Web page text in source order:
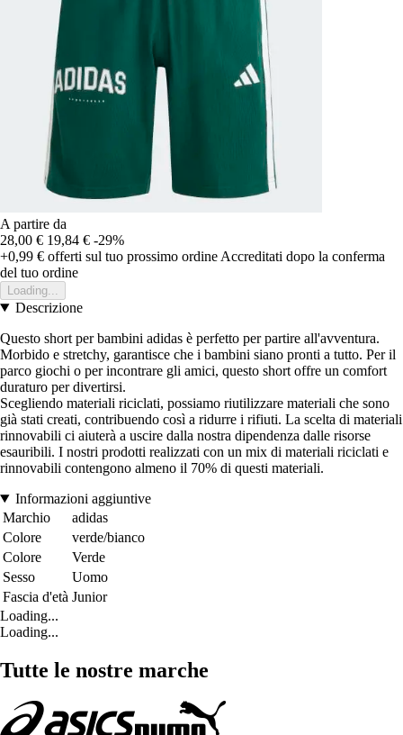
A partire da
28,00 € 19,84 € -29%
+0,99 € offerti sul tuo prossimo ordine Accreditati dopo la conferma
del tuo ordine
Loading...
Descrizione
Questo short per bambini adidas è perfetto per partire all'avventura.
Morbido e stretchy, garantisce che i bambini siano pronti a tutto. Per il
parco giochi o per incontrare gli amici, questo short offre un comfort
duraturo per divertirsi.
Scegliendo materiali riciclati, possiamo riutilizzare materiali che sono
già stati creati, contribuendo così a ridurre i rifiuti. La scelta di materiali
rinnovabili ci aiuterà a uscire dalla nostra dipendenza dalle risorse
esauribili. I nostri prodotti realizzati con un mix di materiali riciclati e
rinnovabili contengono almeno il 70% di questi materiali.
Informazioni aggiuntive
Marchio
adidas
Colore
verde/bianco
Colore
Verde
Sesso
Uomo
Fascia d'età Junior
Loading...
Loading...
Tutte le nostre marche